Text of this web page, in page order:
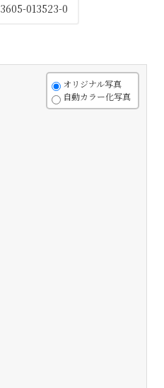
3605-013523-0
オリジナル写真
自動カラー化写真